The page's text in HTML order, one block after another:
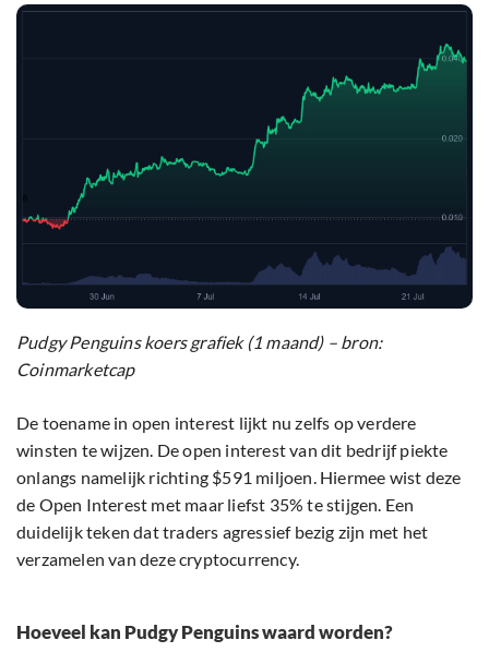
Pudgy Penguins koers grafiek (1 maand) – bron:
Coinmarketcap
De toename in open interest lijkt nu zelfs op verdere
winsten te wijzen. De open interest van dit bedrijf piekte
onlangs namelijk richting $591 miljoen. Hiermee wist deze
de Open Interest met maar liefst 35% te stijgen. Een
duidelijk teken dat traders agressief bezig zijn met het
verzamelen van deze cryptocurrency.
Hoeveel kan Pudgy Penguins waard worden?